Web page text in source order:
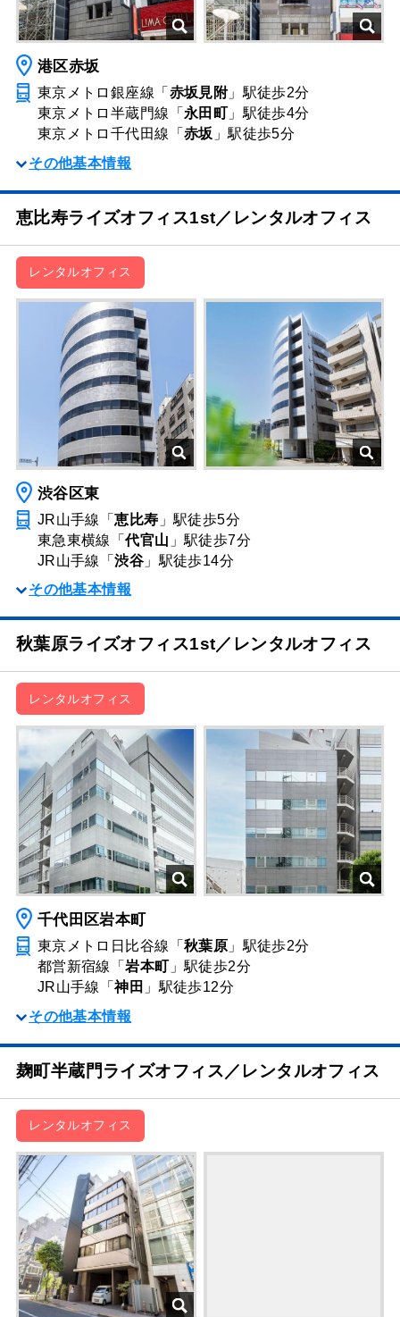
港区赤坂
東京メトロ銀座線「 赤坂見附 」駅徒歩2分
東京メトロ半蔵門線「 永田町 」駅徒歩4分
東京メトロ千代田線「 赤坂 」駅徒歩5分
その他基本情報
恵比寿ライズオフィス1st／レンタルオフィス
レンタルオフィス
渋谷区東
JR山手線「恵比寿 」駅徒歩5分
東急東横線「代官山 」駅徒歩7分
JR山手線「渋谷 」駅徒歩14分
その他基本情報
秋葉原ライズオフィス1st／レンタルオフィス
レンタルオフィス
千代田区岩本町
東京メトロ日比谷線「 秋葉原 」駅徒歩2分
都営新宿線「岩本町 」駅徒歩2分
JR山手線「神田 」駅徒歩12分
その他基本情報
麹町半蔵門ライズオフィス／レンタルオフィス
レンタルオフィス